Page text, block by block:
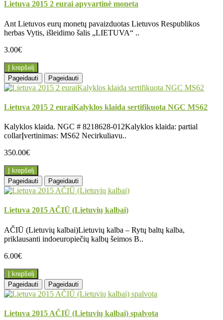
Lietuva 2015 2 eurai apyvartinė moneta
Ant Lietuvos eurų monetų pavaizduotas Lietuvos Respublikos
herbas Vytis, išleidimo šalis „LIETUVA“ ..
3.00€
Į krepšelį
Pageidauti
Pageidauti
Lietuva 2015 2 euraiKalyklos klaida sertifikuota NGC MS62
Kalyklos klaida. NGC # 8218628-012Kalyklos klaida: partial
collarĮvertinimas: MS62 Necirkuliavu..
350.00€
Į krepšelį
Pageidauti
Pageidauti
Lietuva 2015 AČIŪ (Lietuvių kalbai)
AČIŪ (Lietuvių kalbai)Lietuvių kalba – Rytų baltų kalba,
priklausanti indoeuropiečių kalbų šeimos B..
6.00€
Į krepšelį
Pageidauti
Pageidauti
Lietuva 2015 AČIŪ (Lietuvių kalbai) spalvota